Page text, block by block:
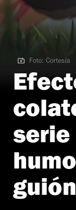
Foto: Cortesía |
Foto: Cortesía
serie